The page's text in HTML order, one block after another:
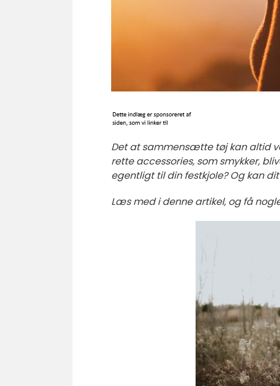
Det at sammensætte tøj kan altid
rette accessories, som smykker,
egentligt til din festkjole? Og kan
Læs med i denne artikel, og få